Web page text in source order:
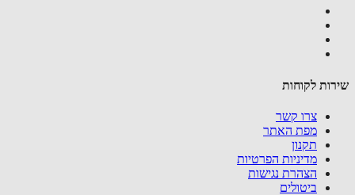
לקוחות
צרו קשר
מפת האתר
תקנון
מדיניות הפרטיות
הצהרת נגישות
ביטולים